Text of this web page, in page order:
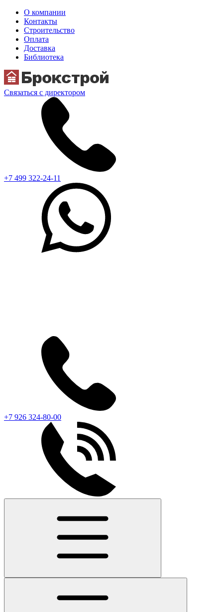
О компании
Контакты
Строительство
Оплата
Доставка
Библиотека
Связаться с директором
+7 499 322-24-11
+7 926 324-80-00